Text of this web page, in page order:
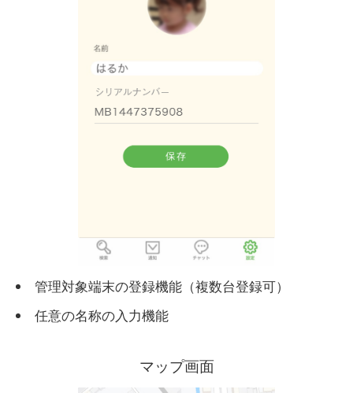
管理対象端末の登録機能 （複数台登録可）
任意の名称の入力機能
マップ画面